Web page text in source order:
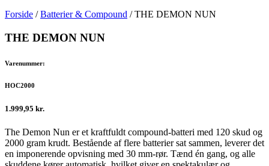
Forside /Batterier & Compound / THE DEMON NUN
THE DEMON NUN
Varenummer:
HOC2000
1.999,95 kr.
The Demon Nun er et kraftfuldt compound-batteri med 120 skud og
2000 gram krudt. Bestående af flere batterier sat sammen, leverer det
en imponerende opvisning med 30 mm-rør. Tænd én gang, og alle